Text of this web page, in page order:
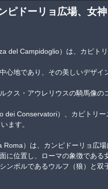
ピドーリョ広場、女
del Campidoglio）は、カピト
心地であり、その美しいデザイ
クス・アウレリウスの騎馬像
dei Conservatori）、カピトリ
ます。
）は、カンピドーリョ広場
に位置し、ローマの象徴である
ンボルであるウルフ（狼）と双